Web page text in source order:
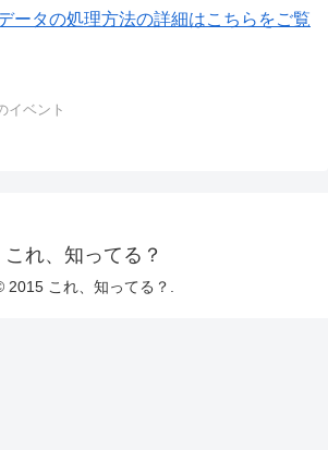
ータの処理方法の詳細はこちらをご覧
イベント
これ、知ってる？
2015 これ、知ってる？.